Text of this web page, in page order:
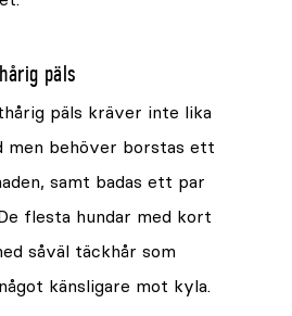
päls
päls kräver inte lika
men behöver borstas ett
samt badas ett par
flesta hundar med kort
såväl täckhår som
känsligare mot kyla.